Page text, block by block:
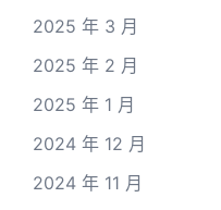
2025 年 3 月
2025 年 2 月
2025 年 1 月
2024 年 12 月
2024 年 11 月